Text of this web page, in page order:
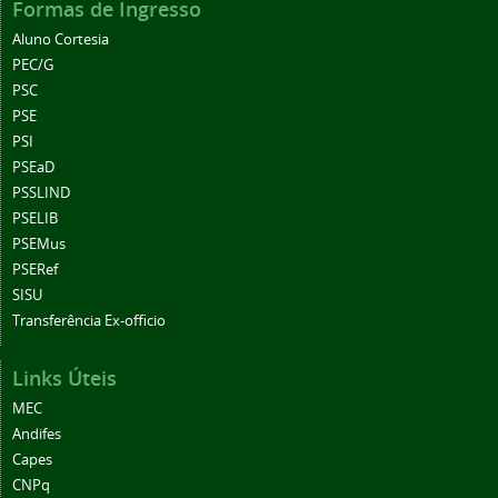
Formas de Ingresso
Aluno Cortesia
PEC/G
PSC
PSE
PSI
PSEaD
PSSLIND
PSELIB
PSEMus
PSERef
SISU
Transferência Ex-officio
Links Úteis
MEC
Andifes
Capes
CNPq